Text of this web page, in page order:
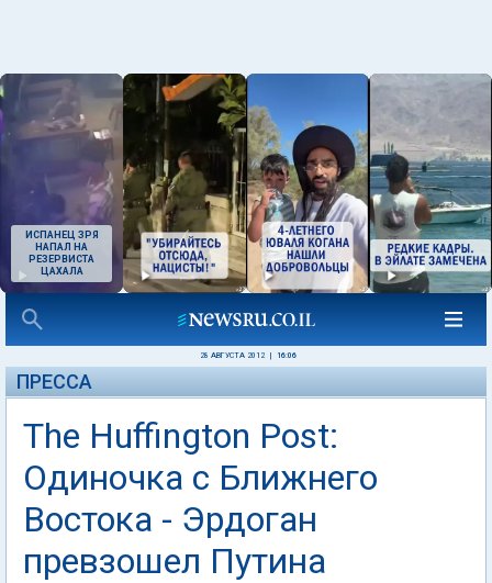
ИСПАНЕЦ ЗРЯ
НАПАЛ НА
РЕЗЕРВИСТА
ЦАХАЛА
28 АВГУСТА 2012 16:06
ПРЕССА
The Huffington Post:
Одиночка с Ближнего
Востока - Эрдоган
превзошел Путина